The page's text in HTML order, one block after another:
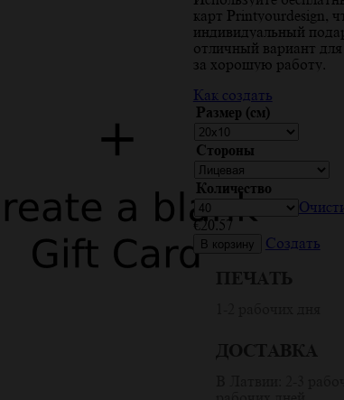
–
€78.00
карт Printyourdesign,
индивидуальный
отличный вариант
за хорошую работу.
Как создать
Размер (см)
Стороны
Количество
€20.57
В корзину Создать